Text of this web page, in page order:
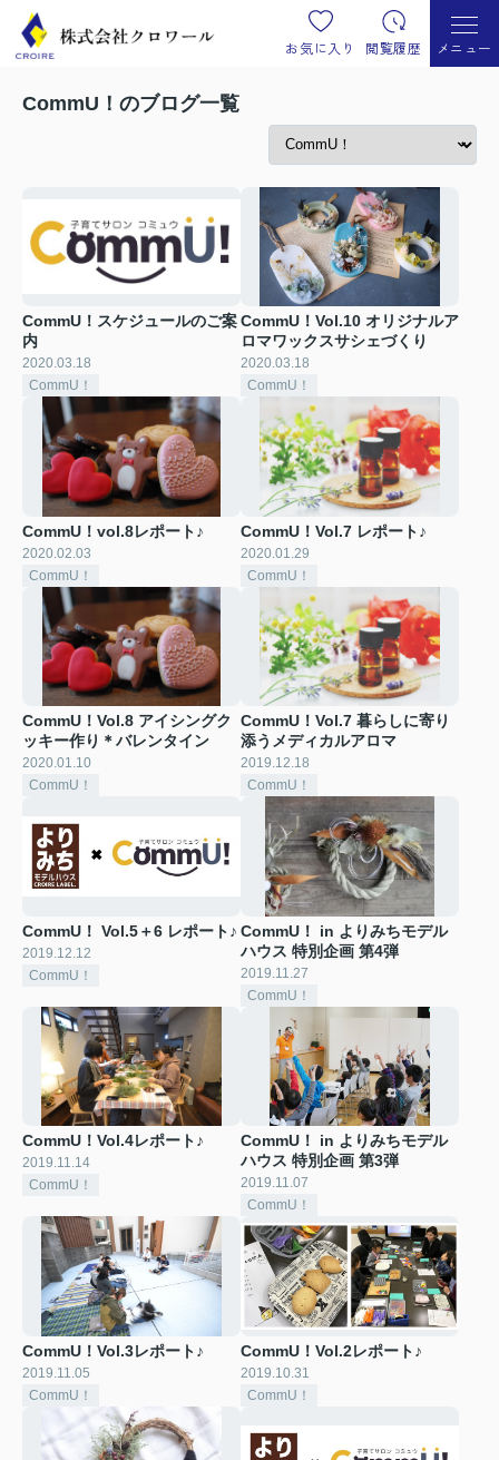
お気に入り 閲覧履歴 メニュー
CommU！のブログ一覧
CommU！スケジュールのご案
内
2020.03.18
CommU！
CommU！Vol.10 オリジナルア
ロマワックスサシェづくり
2020.03.18
CommU！
CommU！vol.8レポート♪
2020.02.03
CommU！
CommU！Vol.7 レポート♪
2020.01.29
CommU！
CommU！Vol.8 アイシングク
ッキー作り＊バレンタイン
2020.01.10
CommU！
CommU！Vol.7 暮らしに寄り
添うメディカルアロマ
2019.12.18
CommU！
CommU！ Vol.5＋6 レポート♪
2019.12.12
CommU！
CommU！ in よりみちモデル
ハウス 特別企画 第4弾
2019.11.27
CommU！
CommU！Vol.4レポート♪
2019.11.14
CommU！
CommU！ in よりみちモデル
ハウス 特別企画 第3弾
2019.11.07
CommU！
CommU！Vol.3レポート♪
2019.11.05
CommU！
CommU！Vol.2レポート♪
2019.10.31
CommU！